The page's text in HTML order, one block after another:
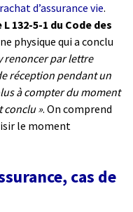
rachat d’assurance vie.
132-5-1 du Code des
physique qui a conclu
renoncer par lettre
réception pendant un
à compter du moment
conclu ». On comprend
le moment
cas de